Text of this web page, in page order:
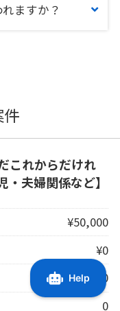
ますか？
件
これからだけれ
夫婦関係など】
¥50,000
¥0
¥0
0